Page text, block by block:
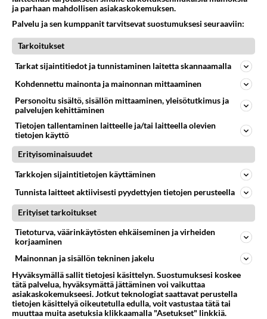
04.08.2026 18:50 Ikävä
Sinulle mies
Kohtaamme jälleen kun on oikea aika. Sitä ei voi mikään eikä kukaan estää <3 <3
04.08.2026 15:01
40
799
Mitä uskot hänen ajattelevan sinusta?
😇
04.08.2026 18:30
Ikävä
790
Miia Heikkinen avautui !
04.08.2026 04:27
75
777
Voiko meidän välit
05.08.2026 05:34
Ikävä
65
756
Mitä töitä kaivattusi on tehnyt?
😅
05.08.2026 13:25
60
748
Osallistu keskusteluun
Jos SDP ei voita reilusti, persut kumoavat demokratian Suomesta
Näin tekisi ainakin Rydman seuratessaan idolinsa Trumpin mallia https://www.is.fi/politiikka/art-2000012187244.html
ja parhaan mahdollisen asiakaskokemuksen.
Palvelu ja sen kumppanit tarvitsevat suostumuksesi seuraaviin:
Tarkoitukset
Tarkat sijaintitiedot ja tunnistaminen laitetta skannaamalla
Kohdennettu mainonta ja mainonnan mittaaminen
Personoitu sisältö, sisällön mittaaminen, yleisötutkimus ja
palvelujen kehittäminen
Tietojen tallentaminen laitteelle ja/tai laitteella olevien
tietojen käyttö
Erityisominaisuudet
Tarkkojen sijaintitietojen käyttäminen
Tunnista laitteet aktiivisesti pyydettyjen tietojen perusteella
Erityiset tarkoitukset
Tietoturva, väärinkäytösten ehkäiseminen ja virheiden
korjaaminen
Mainonnan ja sisällön tekninen jakelu
Hyväksymällä sallit tietojesi käsittelyn. Suostumuksesi koskee
tätä palvelua, hyväksymättä jättäminen voi vaikuttaa
asiakaskokemukseesi. Jotkut teknologiat saattavat perustella
tietojen käsittelyä oikeutetulla edulla, voit vastustaa tätä tai
muuttaa muita asetuksia klikkaamalla "Asetukset" linkkiä.